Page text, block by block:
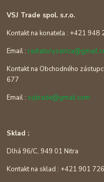
VSJ Trade spol. s.r.o.
Kontakt na konateľa : +421 948
Email :
Kontakt na Obchodného
677
Email :vsjtrade@gmail.com
Sklad :
Dlhá 96/C, 949 01 Nitra
Kontakt na sklad : +421 901